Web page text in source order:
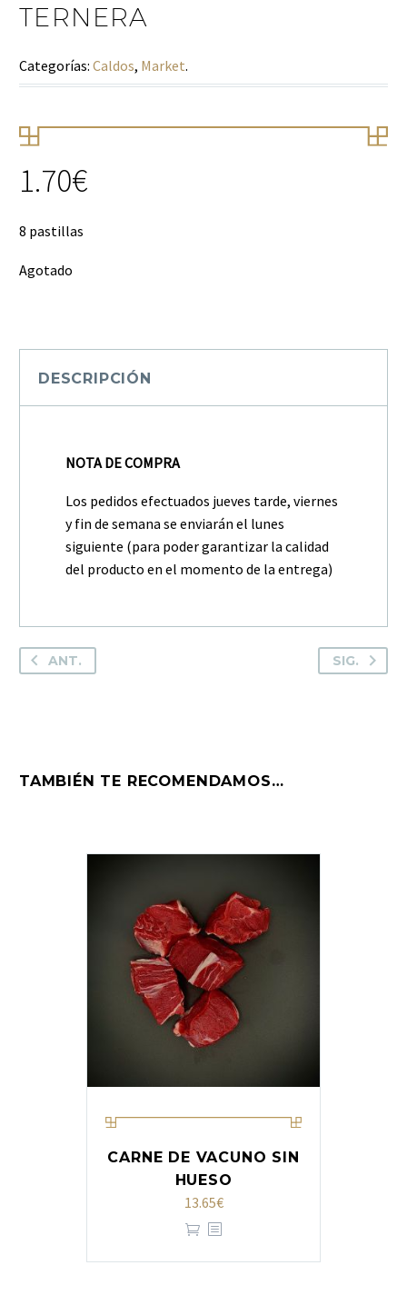
TERNERA
Categorías: Caldos, Market.
1.70€
8 pastillas
Agotado
DESCRIPCIÓN
NOTA DE COMPRA
Los pedidos efectuados jueves tarde, viernes
y fin de semana se enviarán el lunes
siguiente (para poder garantizar la calidad
del producto en el momento de la entrega)
ANT. SIG.
TAMBIÉN TE RECOMENDAMOS…
CARNE DE VACUNO SIN
HUESO
13.65€